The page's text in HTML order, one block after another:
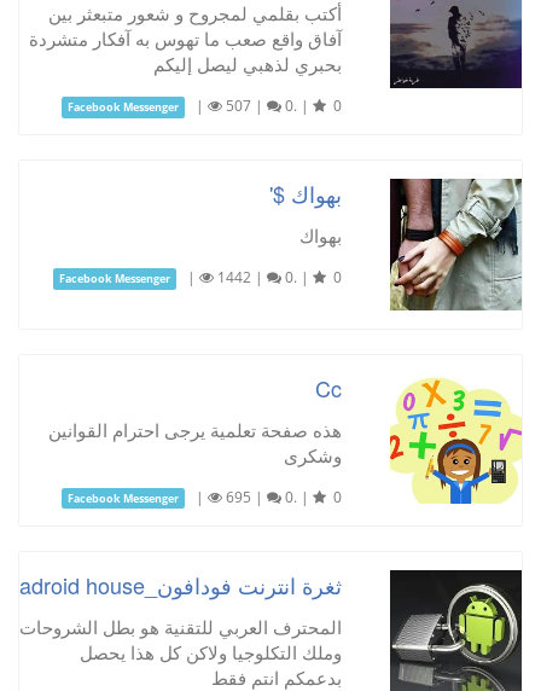
أكتب بقلمي لمجروح و شعور متبعثر بين
آفاق واقع صعب ما تهوس به آفكار متشردة
بحبري لذهبي ليصل إليكم
Facebook Messenger | 507 | 0. | 0
بهواك $'
بهواك
Facebook Messenger | 1442 | 0. | 0
Cc
هذه صفحة تعلمية يرجى احترام القوانين
وشكرى
Facebook Messenger | 695 | 0. | 0
ثغرة انترنت فودافون_adroid house
المحترف العربي للتقنية هو بطل الشروحات
وملك التكلوجيا ولاكن كل هذا يحصل
بدعمكم انتم فقط